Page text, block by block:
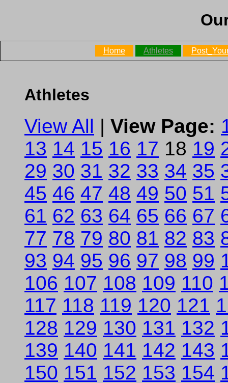
Home Athletes
Athletes
View All | View Page:
13 14 15 16 17 18 19
29 30 31 32 33 34 35
45 46 47 48 49 50 51
61 62 63 64 65 66 67
77 78 79 80 81 82 83
93 94 95 96 97 98 99
106 107 108 109 110
117 118 119 120 121
128 129 130 131 132
139 140 141 142 143
150 151 152 153 154